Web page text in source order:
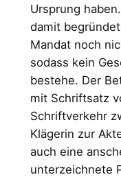
Ursprung
damit
Mandat noch
sodass kein
bestehe. Der
mit Schriftsatz
Schriftverkehr
Klägerin zur
auch eine
unterzeichnete